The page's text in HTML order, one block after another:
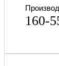
160-